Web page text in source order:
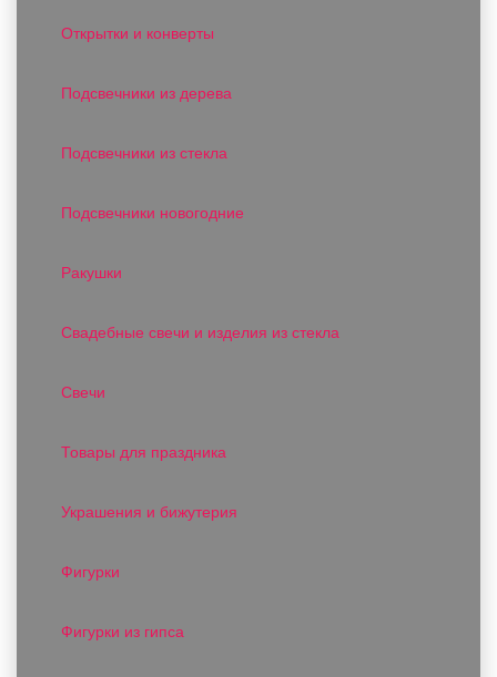
Открытки и конверты
Подсвечники из дерева
Подсвечники из стекла
Подсвечники новогодние
Ракушки
Свадебные свечи и изделия из стекла
Свечи
Товары для праздника
Украшения и бижутерия
Фигурки
Фигурки из гипса